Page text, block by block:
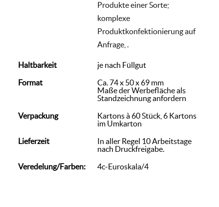
Produkte einer Sorte;
komplexe
Produktkonfektionierung auf
Anfrage, .
Haltbarkeit
je nach Füllgut
Format
Ca. 74 x 50 x 69 mm
Maße der Werbefläche als
Standzeichnung anfordern
Verpackung
Kartons à 60 Stück, 6 Kartons
im Umkarton
Lieferzeit
In aller Regel 10 Arbeitstage
nach Druckfreigabe.
Veredelung/Farben:
4c-Euroskala/4